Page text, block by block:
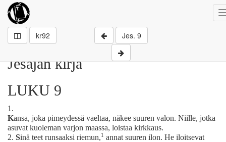
kr92
Jes. 9
Jesajan kirja
LUKU 9
1.
Kansa, joka pimeydessä vaeltaa, näkee suuren valon. Niille, jotka
asuvat kuoleman varjon maassa, loistaa kirkkaus.
2. Sinä teet runsaaksi riemun,1 annat suuren ilon. He iloitsevat